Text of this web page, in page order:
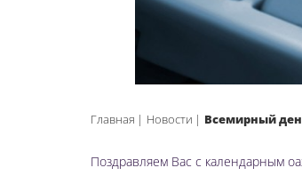
Главная Новости Всемирный
Поздравляем Вас с календарным